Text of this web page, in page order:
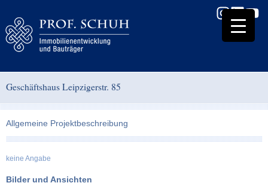
Geschäftshaus Leipzigerstr. 85
Allgemeine Projektbeschreibung
keine Angabe
Bilder und Ansichten